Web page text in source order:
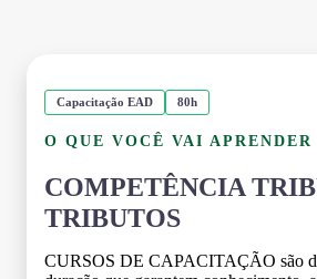
Capacitação EAD 80h
O QUE VOCÊ VAI APRENDER
COMPETÊNCIA
TRIBUTOS
CURSOS DE CAPACITAÇÃO são